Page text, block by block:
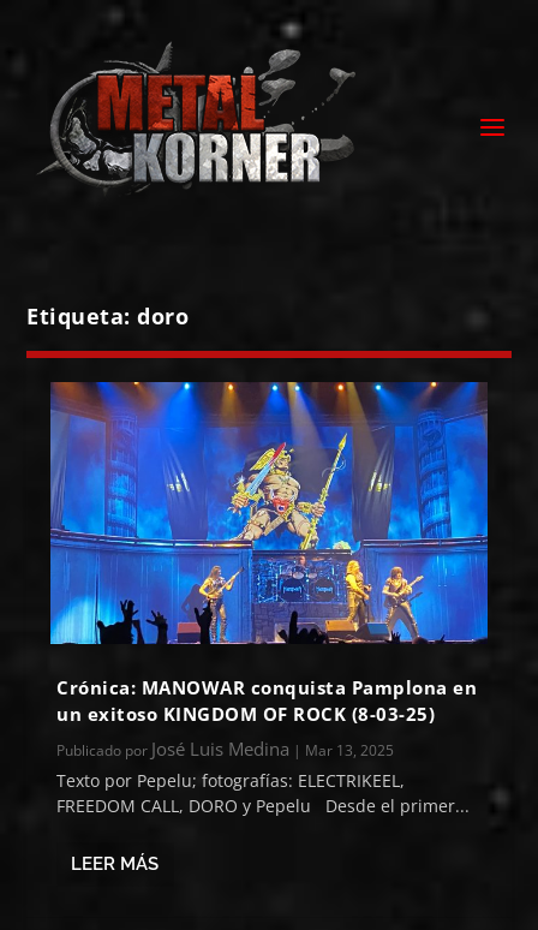
Etiqueta:doro
Crónica: MANOWAR conquista Pamplona en
un exitoso KINGDOM OF ROCK (8-03-25)
Publicado por José Luis Medina | Mar 13, 2025
Texto por Pepelu; fotografías: ELECTRIKEEL,
FREEDOM CALL, DORO y Pepelu Desde el primer...
LEER MÁS